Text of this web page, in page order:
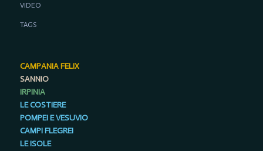
VIDEO
TAGS
CAMPANIA FELIX
SANNIO
IRPINIA
LE COSTIERE
POMPEI E VESUVIO
CAMPI FLEGREI
LE ISOLE